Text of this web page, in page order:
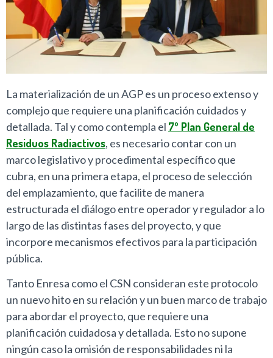
La materialización de un AGP es un proceso extenso y
complejo que requiere una planificación cuidados y
detallada. Tal y como contempla el 7º Plan General de
Residuos Radiactivos, es necesario contar con un
marco legislativo y procedimental específico que
cubra, en una primera etapa, el proceso de selección
del emplazamiento, que facilite de manera
estructurada el diálogo entre operador y regulador a lo
largo de las distintas fases del proyecto, y que
incorpore mecanismos efectivos para la participación
pública.
Tanto Enresa como el CSN consideran este protocolo
un nuevo hito en su relación y un buen marco de trabajo
para abordar el proyecto, que requiere una
planificación cuidadosa y detallada. Esto no supone
ningún caso la omisión de responsabilidades ni la